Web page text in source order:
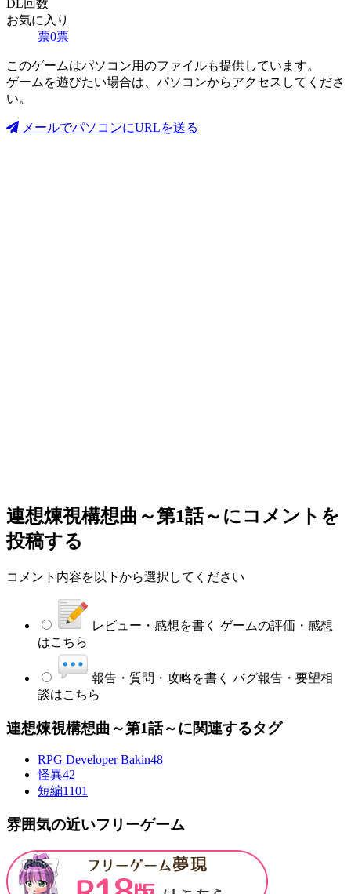
DL回数
お気に入り
票0票
このゲームはパソコン用のファイルも提供しています。
ゲームを遊びたい場合は、パソコンからアクセスしてくださ
い。
メールでパソコンにURLを送る
連想煉視構想曲～第1話～ にコメントを
投稿する
コメント内容を以下から選択してください
レビュー・感想を書く ゲームの評価・感想
はこちら
報告・質問・攻略を書く バグ報告・要望相
談はこちら
連想煉視構想曲～第1話～に関連するタグ
RPG Developer Bakin48
怪異42
短編1101
雰囲気の近いフリーゲーム